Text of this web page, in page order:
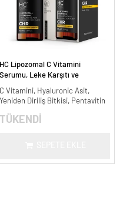
HC Lipozomal C Vitamini
Serumu, Leke Karşıtı ve
C Vitamini, Hyaluronic Asit,
Yeniden Diriliş Bitkisi, Pentavitin
TÜKENDİ